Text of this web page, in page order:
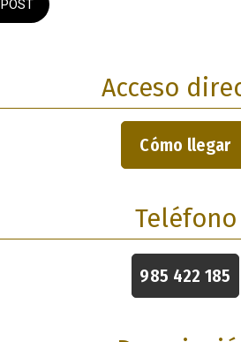
POST
Acceso
Cómo llegar
Teléfono
985 422 185